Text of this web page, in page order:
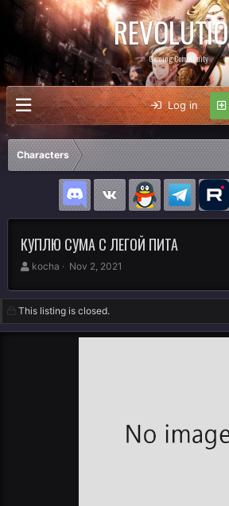
Gaming Community
Log in
Characters
КУПЛЮ СУМА С ЛЕГОЙ ПИТА
A
t
h
o
kocha
C
e
a
t
Nov 2, 2021
This listing is closed.